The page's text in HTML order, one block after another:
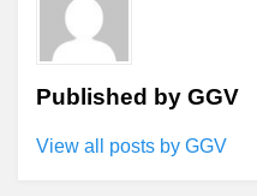
Published by GGV
View all posts by GGV